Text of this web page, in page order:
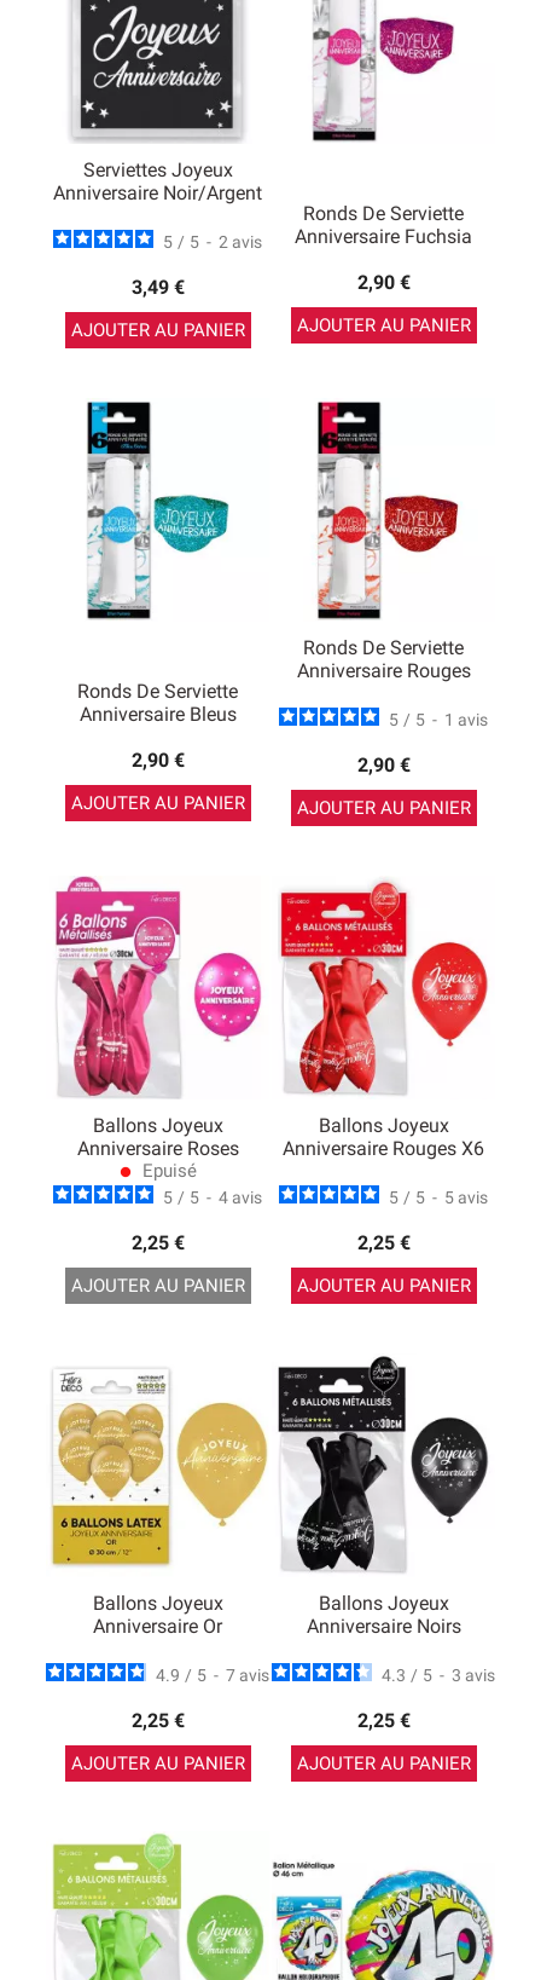
Serviettes Joyeux
Anniversaire Noir/argent
5 / 5 - 2 avis
3,49 €
AJOUTER AU PANIER
Ronds De Serviette
Anniversaire Fuchsia
2,90 €
AJOUTER AU PANIER
Ronds De Serviette
Anniversaire Bleus
2,90 €
AJOUTER AU PANIER
Ronds De Serviette
Anniversaire Rouges
5 / 5 - 1 avis
2,90 €
AJOUTER AU PANIER
Ballons Joyeux
Anniversaire Roses
lens Epuisé
5 / 5 - 4 avis
2,25 €
AJOUTER AU PANIER
Ballons Joyeux
Anniversaire Rouges X6
5 / 5 - 5 avis
2,25 €
AJOUTER AU PANIER
Ballons Joyeux
Anniversaire Or
4.9 / 5 - 7 avis
2,25 €
AJOUTER AU PANIER
Ballons Joyeux
Anniversaire Noirs
4.3 / 5 - 3 avis
2,25 €
AJOUTER AU PANIER